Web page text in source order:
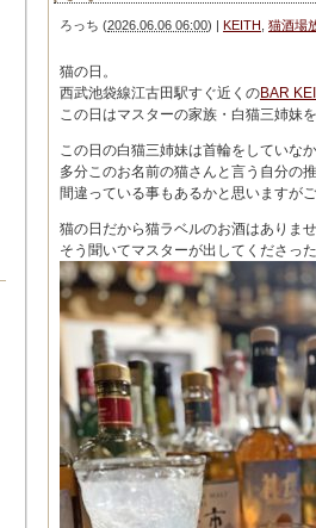
ろっち (2026.06.06 06:00) | KEITH 猫酒場
猫の日。
西武池袋線江古田駅すぐ近くのBAR
この日はマスターの家族・白猫三姉妹
この日の白猫三姉妹は首輪をしていな
多分このお名前の猫さんと言う自分の
間違っている事もあるかと思いますがご
猫の日だから猫ラベルのお酒はありま
そう聞いてマスターが出してくださっ